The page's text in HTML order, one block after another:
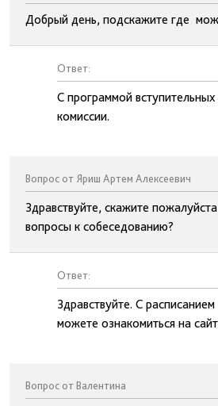
Добрый день, подскажите где
Ответ:
С программой
комиссии.
Вопрос от Яриш Артем Алексеевич
Здравствуйте, скажите
вопросы к собеседованию?
Ответ:
Здравствуйте. С
можете ознакомиться на
Вопрос от Валентина